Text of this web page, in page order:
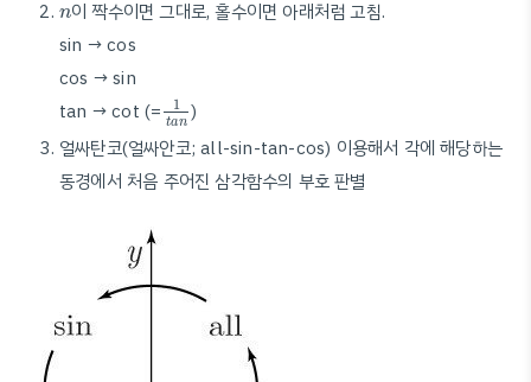
n
n이 짝수이면 그대로, 홀수이면 아래처럼 고침.
sin → cos
cos → sin
tan →cot (= 1
tan
t an
)
얼싸탄코(얼싸안코; all-sin-tan-cos) 이용해서 각에 해당하는
동경에서 처음 주어진 삼각함수의 부호 판별